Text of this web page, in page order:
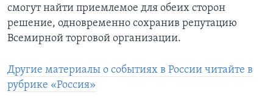
смогут найти приемлемое для обеих сторон
решение, одновременно сохранив репутацию
Всемирной торговой организации.
Другие материалы о событиях в России читайте в
рубрике «Россия»